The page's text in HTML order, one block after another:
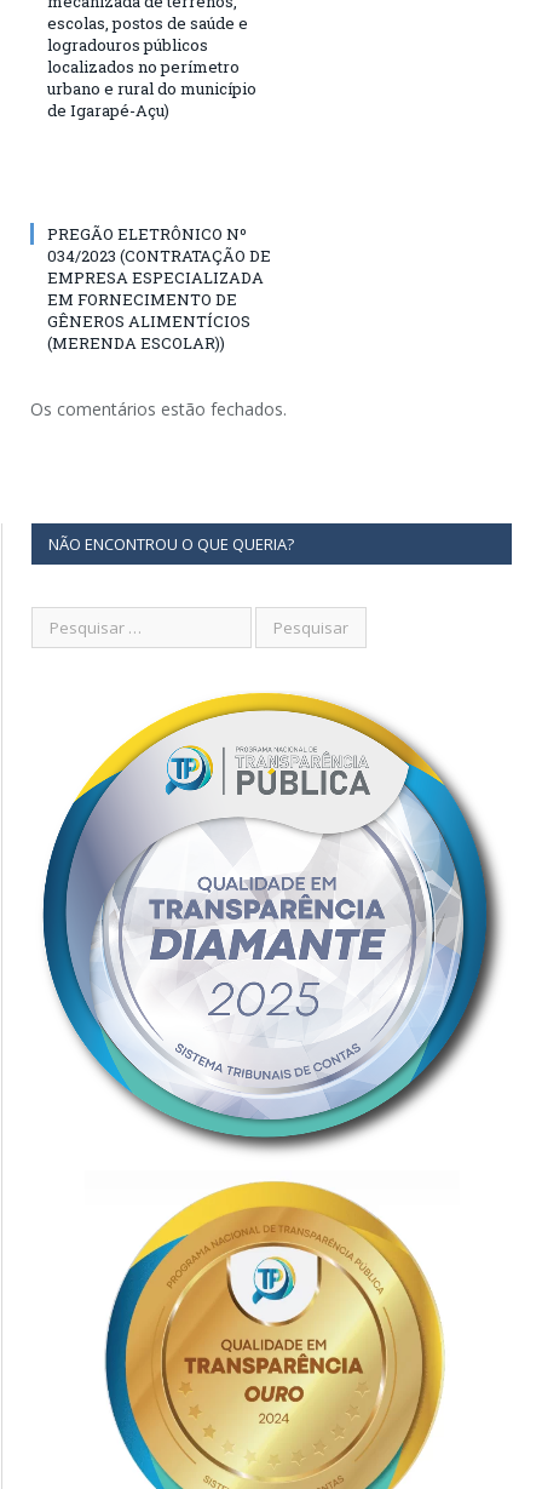
escolas, postos de saúde e
logradouros públicos
localizados no perímetro
urbano e rural do município
de Igarapé-Açu)
PREGÃO ELETRÔNICO Nº
034/2023 (CONTRATAÇÃO DE
EMPRESA ESPECIALIZADA
EM FORNECIMENTO DE
GÊNEROS ALIMENTÍCIOS
(MERENDA ESCOLAR))
Os comentários estão fechados.
NÃO ENCONTROU O QUE QUERIA?